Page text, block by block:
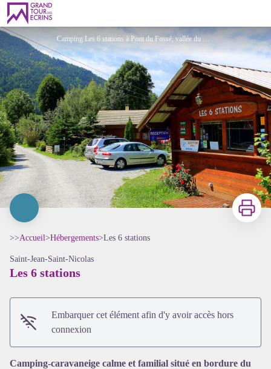
Les 6 stations
Camping Les 6 stations à Pont du Fossé, vallée du Champsaur - Camping Les 6 stations
Imprimer
>>Accueil>Hébergements>Les 6 stations
Saint-Jean-Saint-Nicolas
Les 6 stations
Embarquer cet élément afin d'y avoir accès hors
connexion
Camping-caravaneige calme et familial situé en bordure du